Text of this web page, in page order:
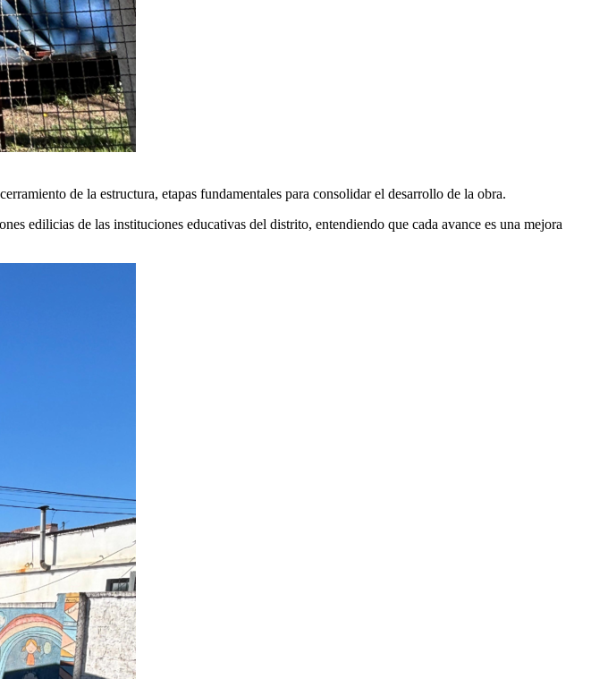
de la estructura, etapas fundamentales para consolidar el desarrollo de la obra.
edilicias de las instituciones educativas del distrito, entendiendo que cada avance es una mejora